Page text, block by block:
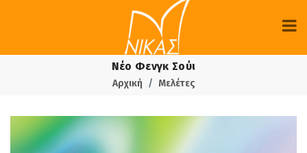
Νέο Φενγκ Σούι
Αρχική Μελέτες